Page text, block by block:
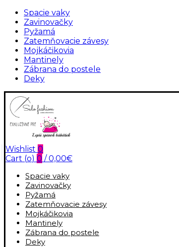
Spacie vaky
Zavinovačky
Pyžamá
Zatemňovacie závesy
Mojkáčikovia
Mantinely
Zábrana do postele
Deky
Wishlist 0
Cart (o) 0 / 0,00€
Spacie vaky
Zavinovačky
Pyžamá
Zatemňovacie závesy
Mojkáčikovia
Mantinely
Zábrana do postele
Deky